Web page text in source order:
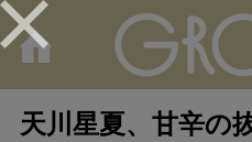
天川星夏、甘辛の